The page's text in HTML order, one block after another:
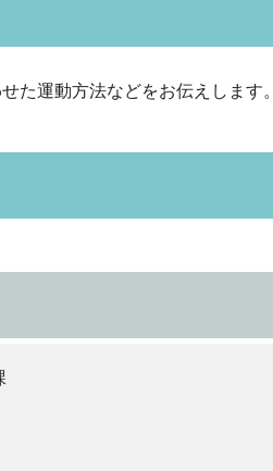
た運動方法などをお伝えします。